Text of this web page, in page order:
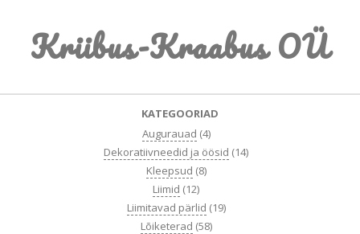
contentKriibus-Kraabus OÜ
KATEGOORIAD
Augurauad (4)
Dekoratiivneedid ja öösid (14)
Kleepsud (8)
Liimid (12)
Liimitavad pärlid (19)
Lõiketerad (58)